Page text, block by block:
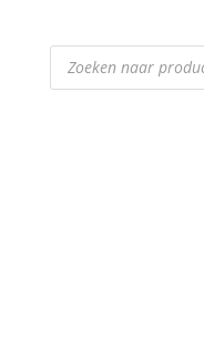
Producten
zoeken